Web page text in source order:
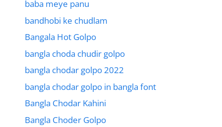
baba meye panu
bandhobi ke chudlam
Bangala Hot Golpo
bangla choda chudir golpo
bangla chodar golpo 2022
bangla chodar golpo in bangla font
Bangla Chodar Kahini
Bangla Choder Golpo